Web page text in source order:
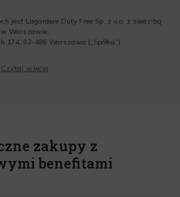
jest Lagardere Duty Free Sp. z o.o. z siedzibą
w Warszawie,
174, 02-486 Warszawa („Spółka”)
tym newslettera, informacji o promocjach i
Czytaj więcej
zakupy z
benefitami